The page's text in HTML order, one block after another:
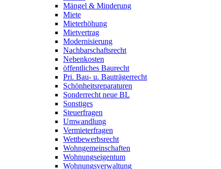
Mängel & Minderung
Miete
Mieterhöhung
Mietvertrag
Modernisierung
Nachbarschaftsrecht
Nebenkosten
öffentliches Baurecht
Pri. Bau- u. Bauträgerrecht
Schönheitsreparaturen
Sonderrecht neue BL
Sonstiges
Steuerfragen
Umwandlung
Vermieterfragen
Wettbewerbsrecht
Wohngemeinschaften
Wohnungseigentum
Wohnungsverwaltung